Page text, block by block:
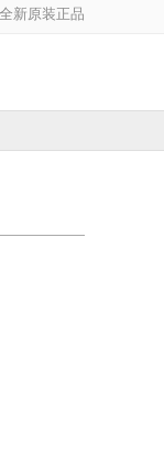
新原装正品